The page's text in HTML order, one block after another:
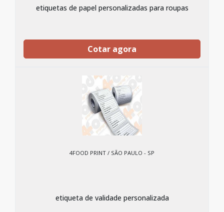
etiquetas de papel personalizadas para roupas
Cotar agora
4FOOD PRINT / SÃO PAULO - SP
etiqueta de validade personalizada